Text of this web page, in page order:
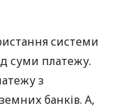
системи
суми платежу.
з
банків. А,